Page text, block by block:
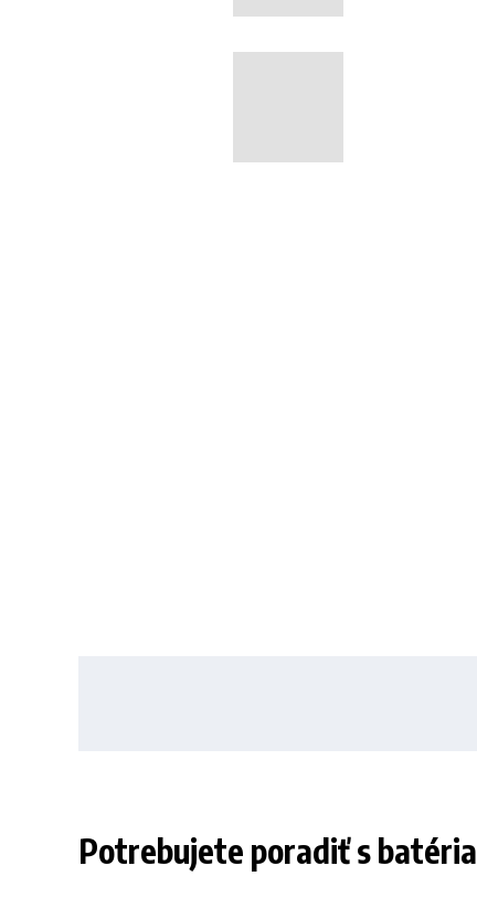
Potrebujete poradiť s